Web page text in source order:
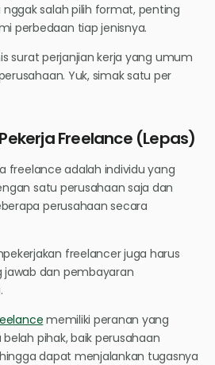
salah pilih format, penting
perbedaan tiap jenisnya.
surat perjanjian kerja yang umum
Yuk, simak satu per
Freelance (Lepas)
freelance adalah individu yang
satu perusahaan saja dan
perusahaan secara
freelancer juga harus
dan pembayaran
memiliki peranan yang
pihak, baik perusahaan
dapat menjalankan tugasnya